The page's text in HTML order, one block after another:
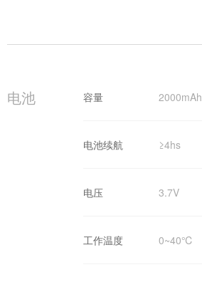
电池 容量 2000mAh
电池续航 ≥4hs
电压 3.7V
工作温度 0~40℃